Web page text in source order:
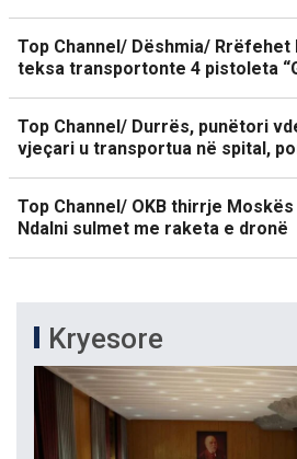
Top Channel/ Dëshmia/ Rrëfehet
teksa transportonte 4 pistoleta
Top Channel/ Durrës, punëtori
vjeçari u transportua në spital,
Top Channel/ OKB thirrje
Ndalni sulmet me raketa e dronë
Kryesore